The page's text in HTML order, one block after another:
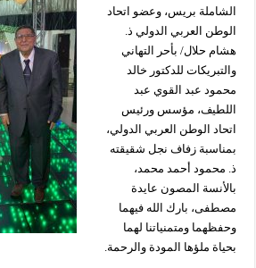
الشاملة بريس، وعضو اتحاد
الوطن العربي الدولي ذ.
هشام حلال/ بأحر التهاني
والتبريكات للدكتور خالد
محمود عبد القوي عبد
اللطيف، مؤسس ورئيس
اتحاد الوطن العربي الدولي،
بمناسبة زفاف نجل شقيقته
ذ. محمود أحمد محمد،
بالأنسة المصون عايدة
مصطفى، بارك الله فيهما
وحفظهما ومتمنياتنا لهما
بحياة ملؤها المودة والرحمة.